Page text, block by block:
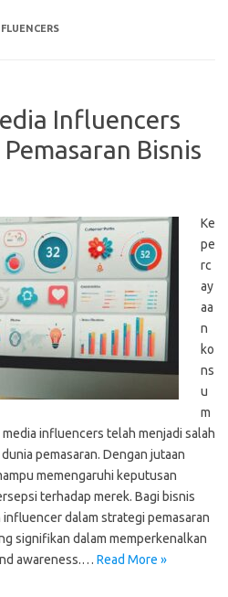
Influencers
Bisnis
Ke
pe
rc
ay
aa
n
ko
ns
u
m
influencers telah menjadi salah
pemasaran. Dengan jutaan
memengaruhi keputusan
terhadap merek. Bagi bisnis
influencer dalam strategi pemasaran
signifikan dalam memperkenalkan
awareness.… Read More »